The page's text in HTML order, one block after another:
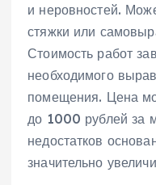
и неровностей.
стяжки или
Стоимость работ
необходимого
помещения. Цена
до 1000 рублей за
недостатков
значительно